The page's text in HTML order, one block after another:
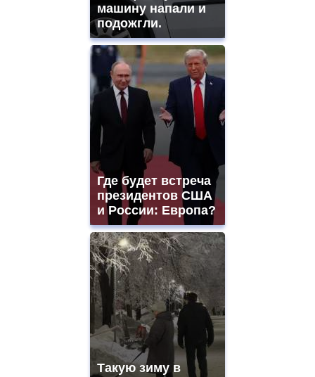
машину напали и
подожгли.
Где будет встреча
президентов США
и России: Европа?
Такую зиму в